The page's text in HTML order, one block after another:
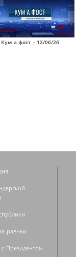
Кум а фост - 12/06/26
равных
Президентом